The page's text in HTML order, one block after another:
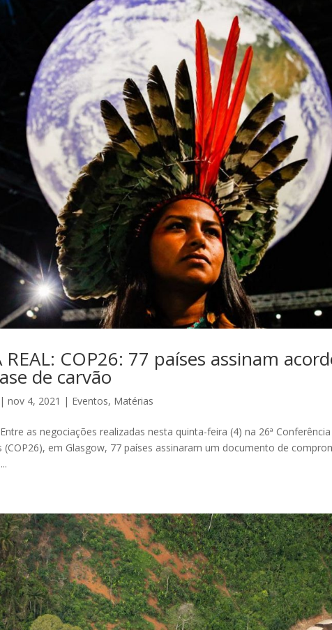
COP26: 77 países assinam
de carvão
|nov 4, 2021 | Eventos, Matérias
as negociações realizadas nesta quinta-feira (4) na 26ª
(COP26), em Glasgow, 77 países assinaram um documento de